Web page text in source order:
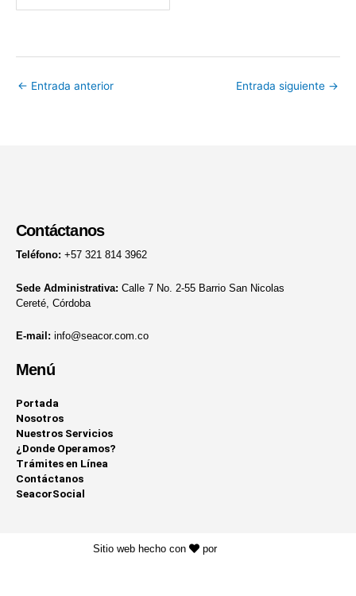
← Entrada anterior Entrada siguiente →
Contáctanos
Teléfono: +57 321 814 3962
Sede Administrativa: Calle 7 No. 2-55 Barrio San Nicolas
Cereté, Córdoba
E-mail: info@seacor.com.co
Menú
Portada
Nosotros
Nuestros Servicios
¿Donde Operamos?
Trámites en Línea
Contáctanos
SeacorSocial
Sitio web hecho con por